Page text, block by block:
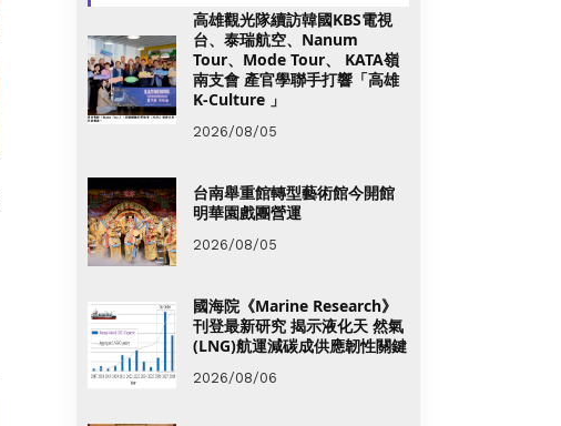
高雄觀光隊續訪韓國KBS電視
台、泰瑞航空、Nanum
Tour、Mode Tour、 KATA嶺
南支會 產官學聯手打響「高雄
K-Culture 」
2026/08/05
台南舉重館轉型藝術館今開館
明華園戲團營運
2026/08/05
國海院《Marine Research》
刊登最新研究 揭示液化天 然氣
(LNG)航運減碳成供應韌性關鍵
2026/08/06